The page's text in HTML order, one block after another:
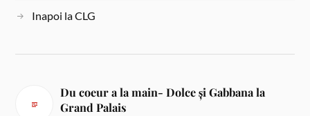
Inapoi la CLG
Du coeur a la main- Dolce și Gabbana la
Grand Palais